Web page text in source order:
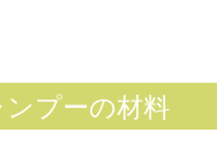
ンプーの材料